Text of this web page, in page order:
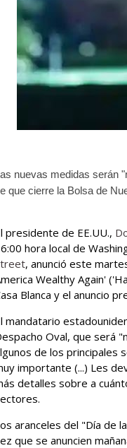
nuevas medidas serán
que cierre la Bolsa de
presidente de EE.UU.,
hora local de
, anunció este
Wealthy Again'
Blanca y el anuncio
mandatario
Oval, que será
de los principales
importante (...) Les
detalles sobre a
aranceles del "Día de
que se anuncien